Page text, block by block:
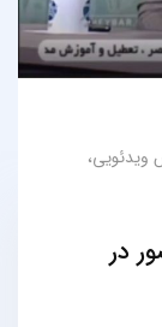
ویدئویی،
در